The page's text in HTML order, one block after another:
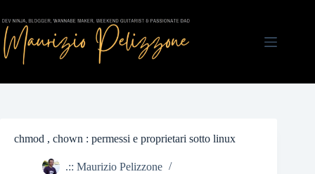
al
contenuto
chmod , chown : permessi e proprietari sotto linux
.:: Maurizio Pelizzone